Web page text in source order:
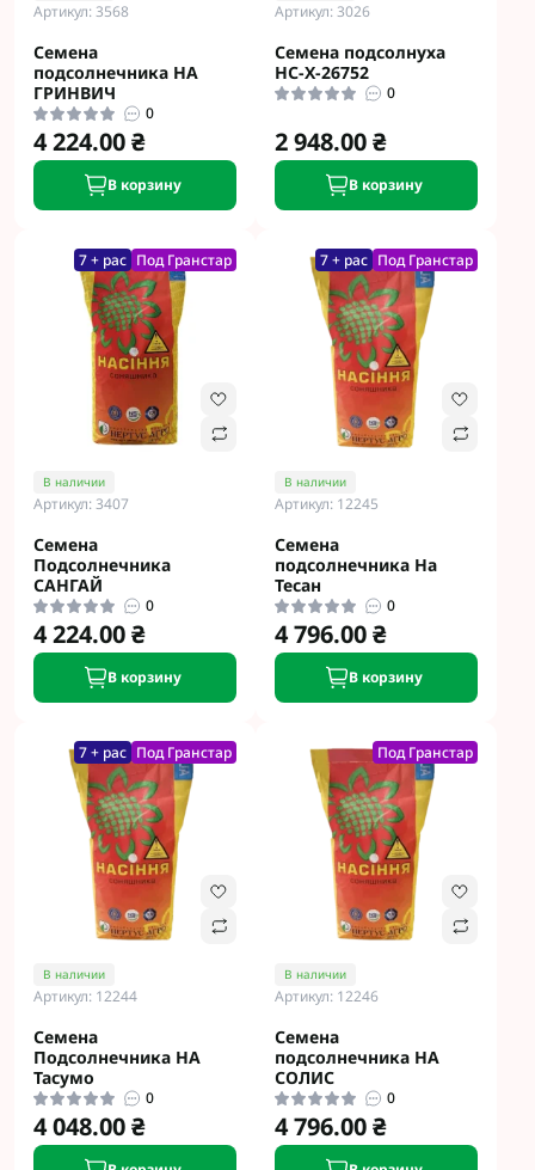
Артикул: 3568
Семена
подсолнечника НА
ГРИНВИЧ
0
4 224.00 ₴
В корзину
Артикул: 3026
Семена подсолнуха
НС-Х-26752
0
2 948.00 ₴
В корзину
7 + рас Под Гранстар
В наличии
Артикул: 3407
Семена
Подсолнечника
САНГАЙ
0
4 224.00 ₴
В корзину
7 + рас Под Гранстар
В наличии
Артикул: 12245
Семена
подсолнечника На
Тесан
0
4 796.00 ₴
В корзину
7 + рас Под Гранстар
В наличии
Артикул: 12244
Семена
Подсолнечника НА
Тасумо
0
4 048.00 ₴
Под Гранстар
В наличии
Артикул: 12246
Семена
подсолнечника НА
СОЛИС
0
4 796.00 ₴